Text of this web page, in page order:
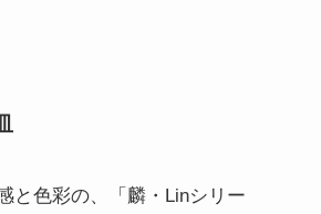
と色彩の、「麟・Linシリー